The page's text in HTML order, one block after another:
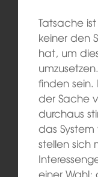
Tatsache
keiner den
hat, um
finden
der Sache
durchaus
das
stellen sich
einer